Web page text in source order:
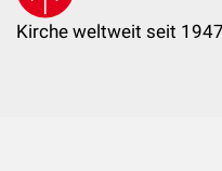
Kirche weltweit seit